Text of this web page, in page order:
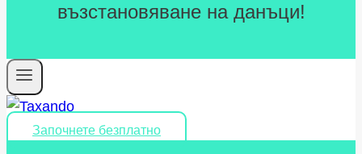
възстановяване на данъци!
Започнете безплатно